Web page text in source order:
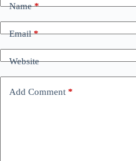
Name*
Email*
Website
Add Comment *